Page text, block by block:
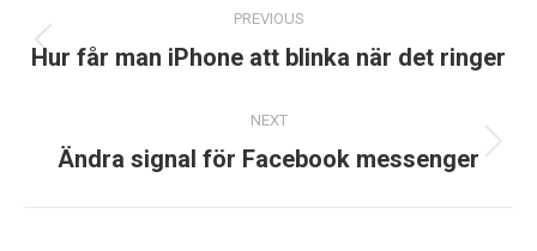
navigation
PREVIOUS
Previous
Hur får man iPhone att blinka när det ringer
NEXT
Next
Ändra signal för Facebook messenger